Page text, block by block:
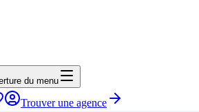
du menu
Trouver une agence